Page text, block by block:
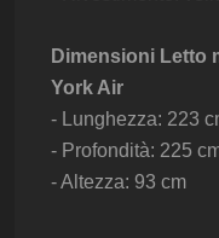
Dimensioni Letto
York Air
- Lunghezza: 223
- Profondità: 225
- Altezza: 93 cm